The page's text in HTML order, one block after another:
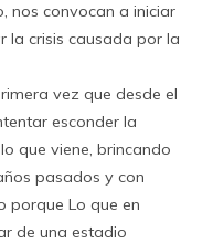
nos convocan a iniciar
la crisis causada por la
vez que desde el
esconder la
que viene, brincando
pasados y con
porque Lo que en
de una estadio